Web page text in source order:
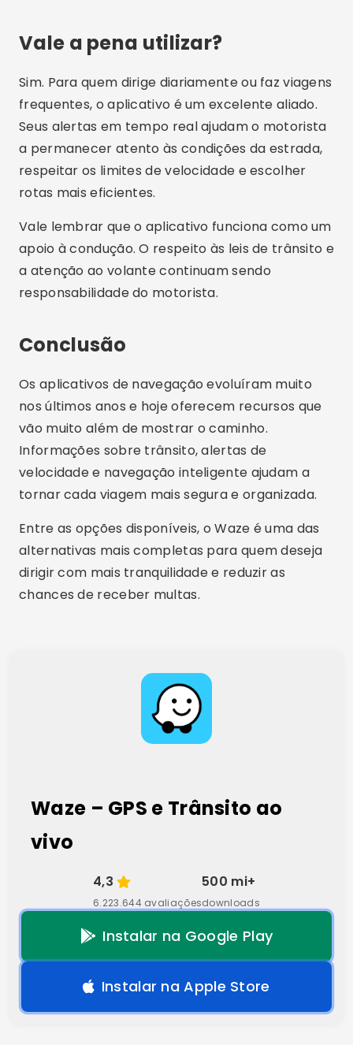
Vale a pena utilizar?
Sim. Para quem dirige diariamente ou faz viagens
frequentes, o aplicativo é um excelente aliado.
Seus alertas em tempo real ajudam o motorista
a permanecer atento às condições da estrada,
respeitar os limites de velocidade e escolher
rotas mais eficientes.
Vale lembrar que o aplicativo funciona como um
apoio à condução. O respeito às leis de trânsito e
a atenção ao volante continuam sendo
responsabilidade do motorista.
Conclusão
Os aplicativos de navegação evoluíram muito
nos últimos anos e hoje oferecem recursos que
vão muito além de mostrar o caminho.
Informações sobre trânsito, alertas de
velocidade e navegação inteligente ajudam a
tornar cada viagem mais segura e organizada.
Entre as opções disponíveis, o Waze é uma das
alternativas mais completas para quem deseja
dirigir com mais tranquilidade e reduzir as
chances de receber multas.
Waze – GPS e Trânsito ao
vivo
4,3
6.223.644 avaliações
500 mi+
downloads
Instalar na Google Play
Instalar na Apple Store